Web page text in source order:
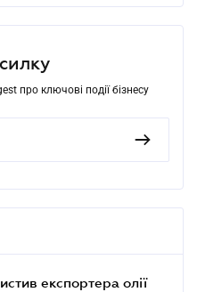
про ключові події бізнесу
експортера олії